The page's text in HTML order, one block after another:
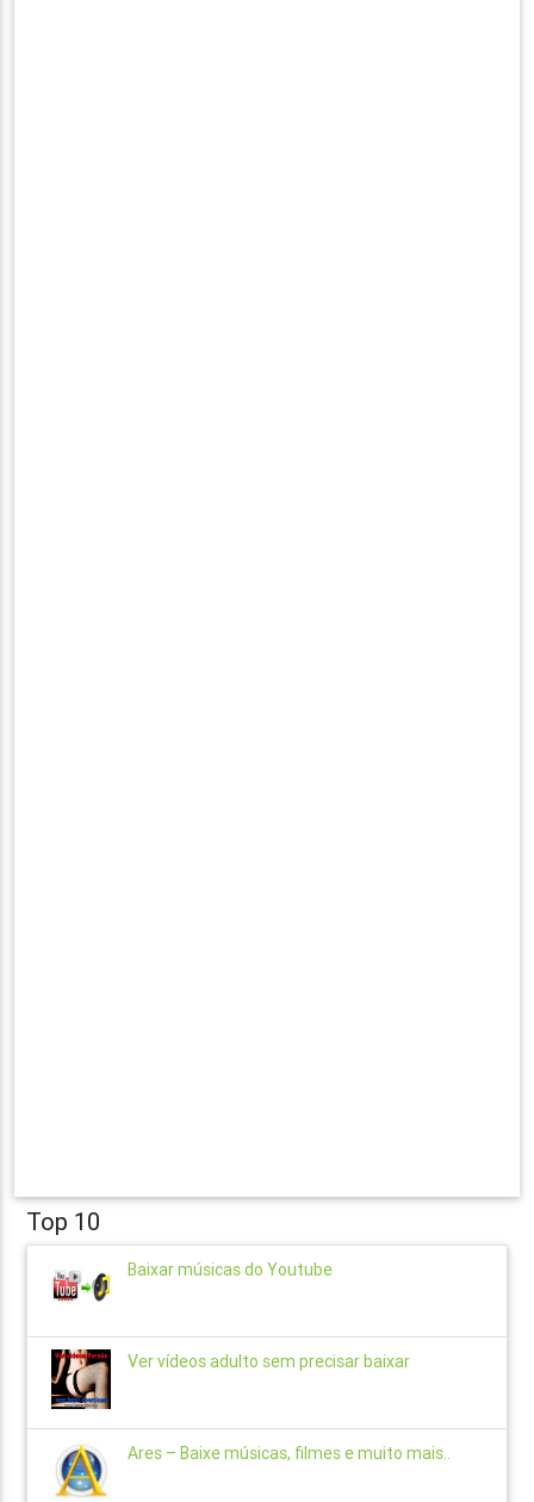
Top 10
Baixar músicas do Youtube
Ver vídeos adulto sem precisar baixar
Ares – Baixe músicas, filmes e muito mais..